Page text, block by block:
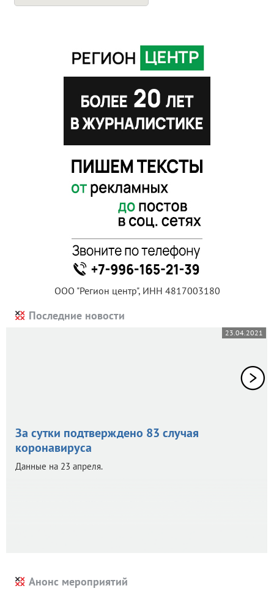
ООО "Регион центр", ИНН 4817003180
Последние новости
23.04.2021
За сутки подтверждено 83 случая
коронавируса
Данные на 23 апреля.
Анонс мероприятий